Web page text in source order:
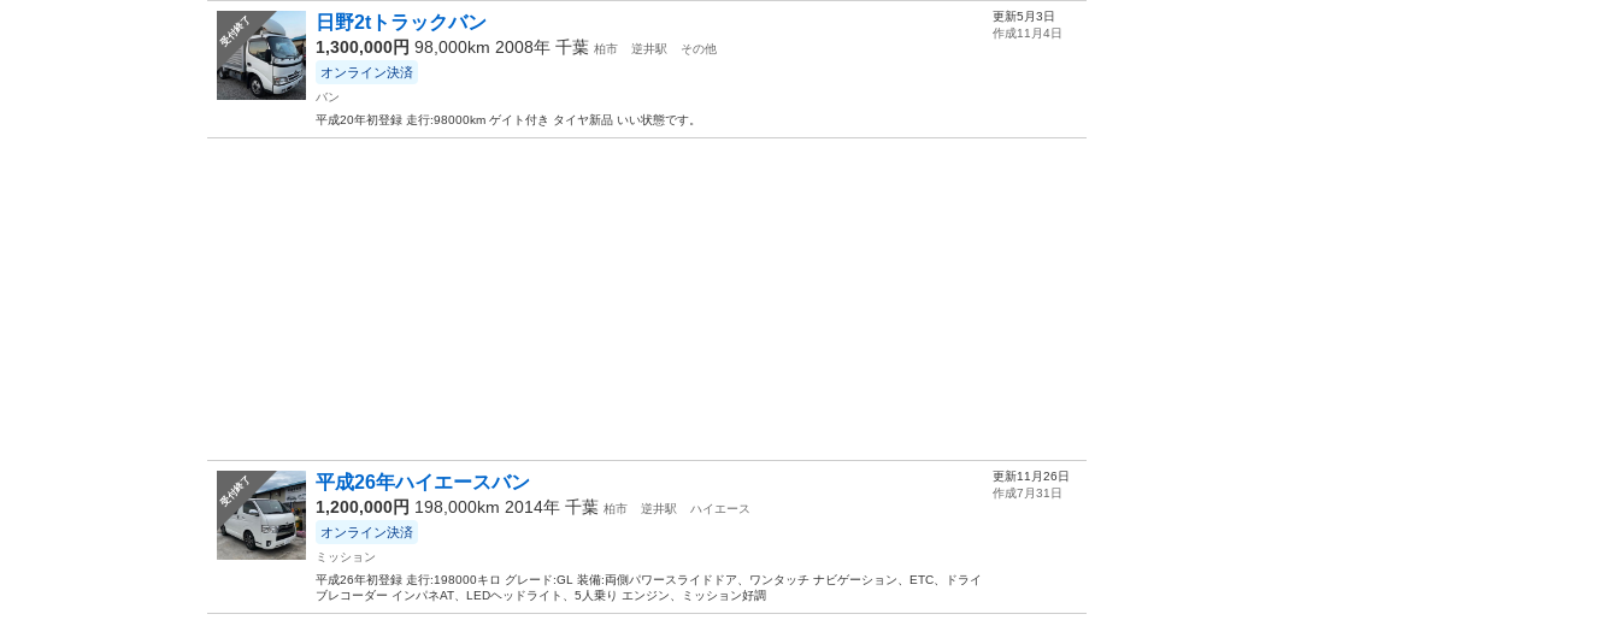
受付終了 日野2tトラックバン
1,300,000円 98,000km 2008年 千葉 柏市 逆井駅 その他
オンライン決済
バン
平成20年初登録 走行:98000km ゲイト付き タイヤ新品 いい状態です。
更新5月3日
作成11月4日
受付終了 平成26年ハイエースバン
1,200,000円 198,000km 2014年 千葉 柏市 逆井駅 ハイエース
オンライン決済
ミッション
平成26年初登録 走行:198000キロ グレード:GL 装備:両側パワースライドドア、ワンタッチ ナビゲーション、ETC、ドライ
ブレコーダー インパネAT、LEDヘッドライト、5人乗り エンジン、ミッション好調
更新11月26日
作成7月31日